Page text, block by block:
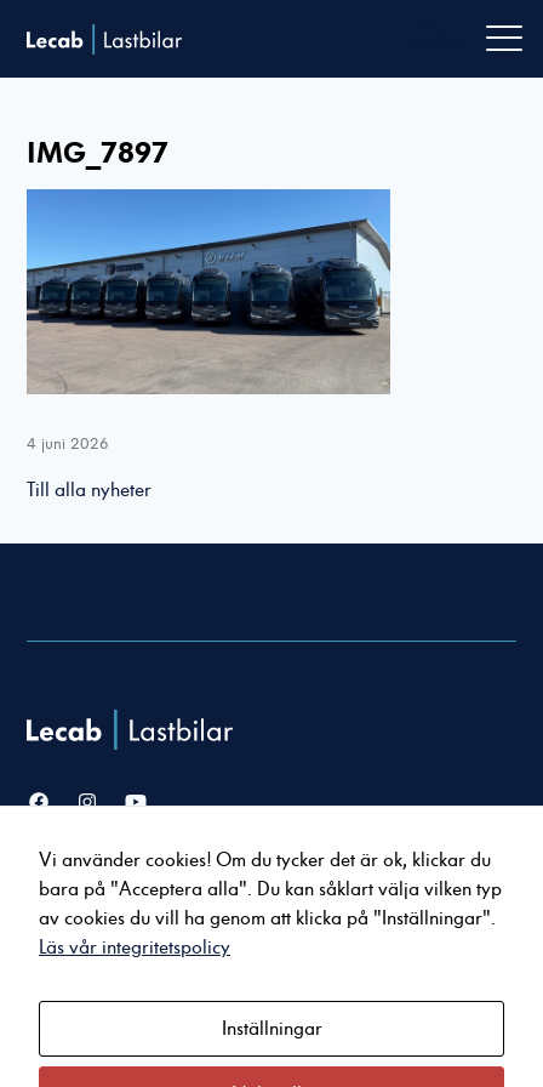
IMG_7897
4 juni 2026
Till alla nyheter
Försäljning
Lastbilar
Bussar
Service & verkstad
Serviceavtal
Tillbehör & reservdelar
Nyheter
Kontakt
Karlstad
Vi använder cookies! Om du tycker det är ok, klickar du
bara på "Acceptera alla". Du kan såklart välja vilken typ
av cookies du vill ha genom att klicka på "Inställningar".
Läs vår integritetspolicy
Inställningar
Dessa cookies
välja bort. De
behövs för att
hemsidan över
huvud taget
Statistik
För att vi ska